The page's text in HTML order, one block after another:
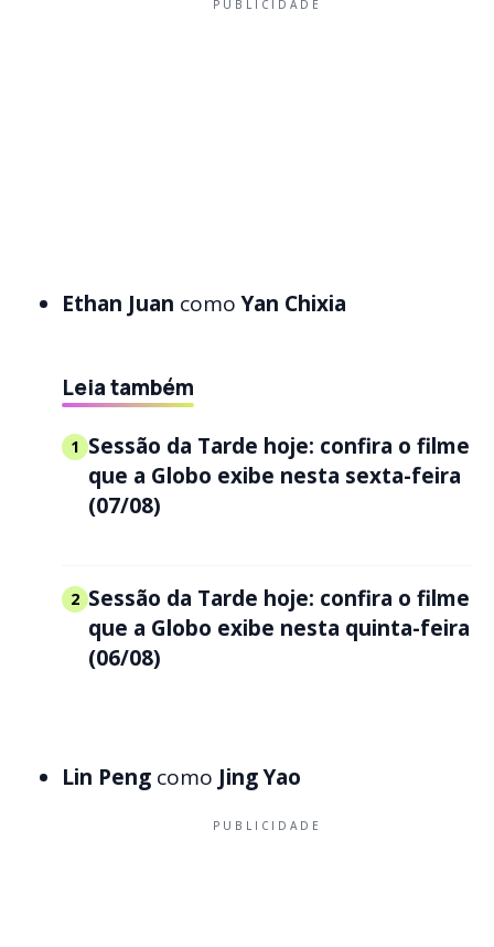
PUBLICIDADE
Ethan Juan comoYan Chixia
Leia também
1 Sessão da Tarde hoje: confira o filme
que a Globo exibe nesta sexta-feira
(07/08)
2 Sessão da Tarde hoje: confira o filme
que a Globo exibe nesta quinta-feira
(06/08)
Lin Peng como Jing Yao
PUBLICIDADE